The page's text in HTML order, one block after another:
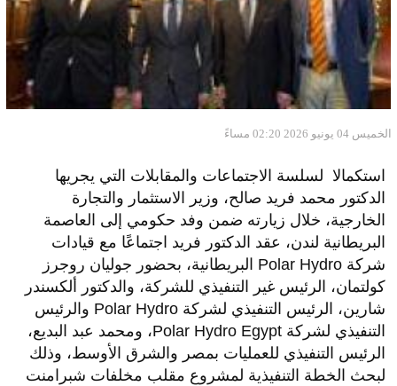
الخميس 04 يونيو 2026 02:20 مساءً
استكمالا لسلسة الاجتماعات والمقابلات التي يجريها
الدكتور محمد فريد صالح، وزير الاستثمار والتجارة
الخارجية، خلال زيارته ضمن وفد حكومي إلى العاصمة
البريطانية لندن، عقد الدكتور فريد اجتماعًا مع قيادات
شركة Polar Hydro البريطانية، بحضور جوليان روجرز
كولتمان، الرئيس غير التنفيذي للشركة، والدكتور ألكسندر
شارين، الرئيس التنفيذي لشركة Polar Hydro والرئيس
التنفيذي لشركة Polar Hydro Egypt، ومحمد عبد البديع،
الرئيس التنفيذي للعمليات بمصر والشرق الأوسط، وذلك
لبحث الخطة التنفيذية لمشروع مقلب مخلفات شبرامنت